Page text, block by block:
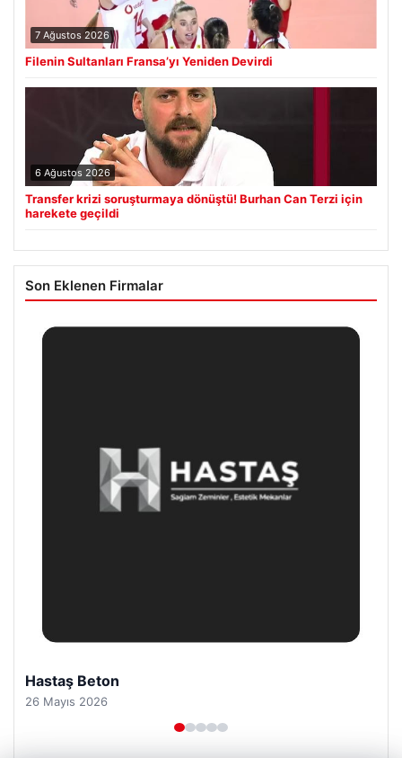
7 Ağustos 2026
Filenin Sultanları Fransa’yı Yeniden Devirdi
6 Ağustos 2026
Transfer krizi soruşturmaya dönüştü! Burhan Can Terzi için
harekete geçildi
Son Eklenen Firmalar
Prenses Night Club
29 Nisan 2026